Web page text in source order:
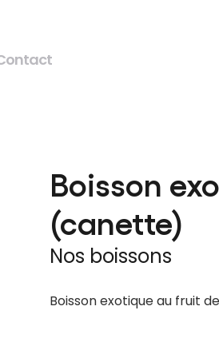
Boisson
(canette)
Nos boissons
Boisson exotique au fruit